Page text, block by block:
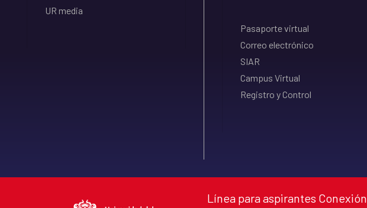
UR media
Pasaporte virtual
Correo electrónico
SIAR
Campus Virtual
Registro y Control
Línea para aspirantes